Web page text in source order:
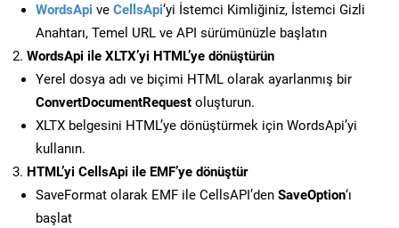
WordsApi ve CellsApi‘yi İstemci Kimliğiniz, İstemci Gizli
Anahtarı, Temel URL ve API sürümünüzle başlatın
WordsApi ile XLTX’yi HTML’ye dönüştürün
Yerel dosya adı ve biçimi HTML olarak ayarlanmış bir
ConvertDocumentRequest oluşturun.
XLTX belgesini HTML’ye dönüştürmek için WordsApi’yi
kullanın.
HTML’yi CellsApi ile EMF’ye dönüştür
SaveFormat olarak EMF ile CellsAPI’den SaveOption‘ı
başlat